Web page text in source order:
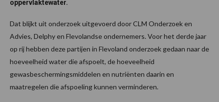
oppervlaktewater.
Dat blijkt uit onderzoek uitgevoerd door CLM Onderzoek en
Advies, Delphy en Flevolandse ondernemers. Voor het derde jaar
op rij hebben deze partijen in Flevoland onderzoek gedaan naar de
hoeveelheid water die afspoelt, de hoeveelheid
gewasbeschermingsmiddelen en nutriënten daarin en
maatregelen die afspoeling kunnen verminderen.